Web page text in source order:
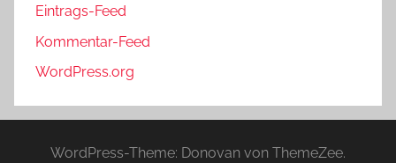
Eintrags-Feed
Kommentar-Feed
WordPress.org
WordPress-Theme: Donovan von ThemeZee.